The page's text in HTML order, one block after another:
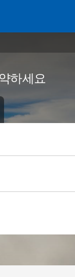
하세요